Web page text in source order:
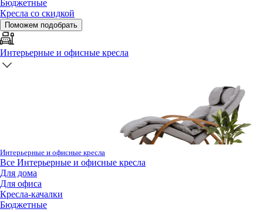
Бюджетные
Кресла со скидкой
Поможем подобрать
Интерьерные и офисные кресла
Интерьерные и офисные кресла
Все Интерьерные и офисные кресла
Для дома
Для офиса
Кресла-качалки
Бюджетные